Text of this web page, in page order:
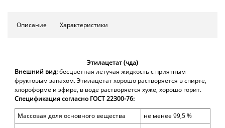
Описание Характеристики
Этилацетат (чда)
Внешний вид:бесцветная летучая жидкость с приятным
фруктовым запахом. Этилацетат хорошо растворяется в спирте,
хлороформе и эфире, в воде растворяется хуже, хорошо горит.
Спецификация согласно ГОСТ 22300-76:
Массовая доля основного вещества
не менее 99,5 %